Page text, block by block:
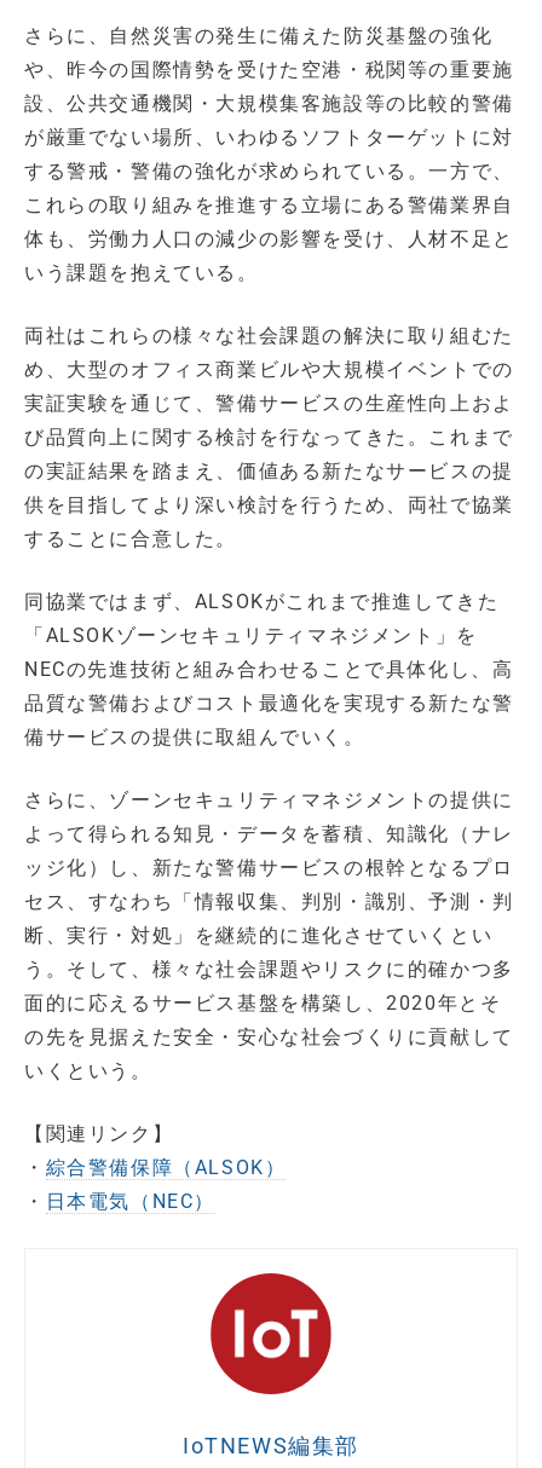
さらに、自然災害の発生に備えた防災基盤の強化
や、昨今の国際情勢を受けた空港・税関等の重要施
設、公共交通機関・大規模集客施設等の比較的警備
が厳重でない場所、いわゆるソフトターゲットに対
する警戒・警備の強化が求められている。一方で、
これらの取り組みを推進する立場にある警備業界自
体も、労働力人口の減少の影響を受け、人材不足と
いう課題を抱えている。
両社はこれらの様々な社会課題の解決に取り組むた
め、大型のオフィス商業ビルや大規模イベントでの
実証実験を通じて、警備サービスの生産性向上およ
び品質向上に関する検討を行なってきた。これまで
の実証結果を踏まえ、価値ある新たなサービスの提
供を目指してより深い検討を行うため、両社で協業
することに合意した。
同協業ではまず、ALSOKがこれまで推進してきた
「ALSOKゾーンセキュリティマネジメント」を
NECの先進技術と組み合わせることで具体化し、高
品質な警備およびコスト最適化を実現する新たな警
備サービスの提供に取組んでいく。
さらに、ゾーンセキュリティマネジメントの提供に
よって得られる知見・データを蓄積、知識化（ナレ
ッジ化）し、新たな警備サービスの根幹となるプロ
セス、すなわち「情報収集、判別・識別、予測・判
断、実行・対処」を継続的に進化させていくとい
う。そして、様々な社会課題やリスクに的確かつ多
面的に応えるサービス基盤を構築し、2020年とそ
の先を見据えた安全・安心な社会づくりに貢献して
いくという。
【関連リンク】
・ 綜合警備保障（ALSOK）
・ 日本電気（NEC）
IoTNEWS編集部